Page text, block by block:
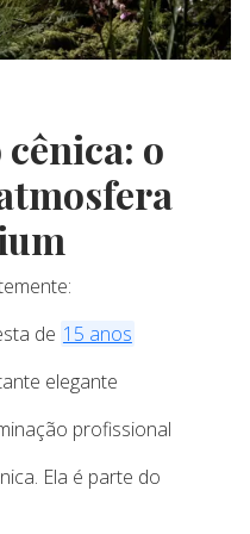
o
de 15 anos
elegante
profissional
Ela é parte do